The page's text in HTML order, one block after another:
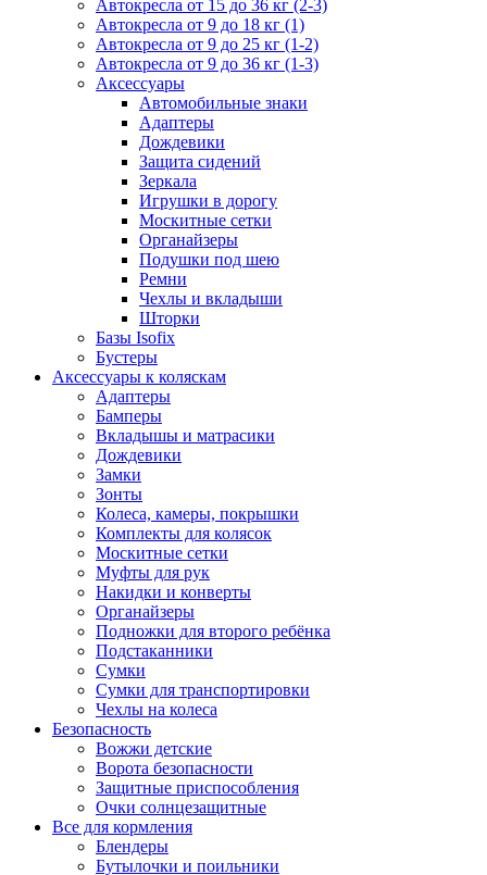
Автокресла от 15 до 36 кг (2-3)
Автокресла от 9 до 18 кг (1)
Автокресла от 9 до 25 кг (1-2)
Автокресла от 9 до 36 кг (1-3)
Аксессуары
Автомобильные знаки
Адаптеры
Дождевики
Защита сидений
Зеркала
Игрушки в дорогу
Москитные сетки
Органайзеры
Подушки под шею
Ремни
Чехлы и вкладыши
Шторки
Базы Isofix
Бустеры
Аксессуары к коляскам
Адаптеры
Бамперы
Вкладышы и матрасики
Дождевики
Замки
Зонты
Колеса, камеры, покрышки
Комплекты для колясок
Москитные сетки
Муфты для рук
Накидки и конверты
Органайзеры
Подножки для второго ребёнка
Подстаканники
Сумки
Сумки для транспортировки
Чехлы на колеса
Безопасность
Вожжи детские
Ворота безопасности
Защитные приспособления
Очки солнцезащитные
Все для кормления
Блендеры
Бутылочки и поильники